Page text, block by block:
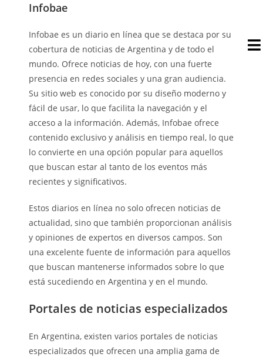
Infobae
Infobae es un diario en línea que se destaca por su
cobertura de noticias de Argentina y de todo el
mundo. Ofrece noticias de hoy, con una fuerte
presencia en redes sociales y una gran audiencia.
Su sitio web es conocido por su diseño moderno y
fácil de usar, lo que facilita la navegación y el
acceso a la información. Además, Infobae ofrece
contenido exclusivo y análisis en tiempo real, lo que
lo convierte en una opción popular para aquellos
que buscan estar al tanto de los eventos más
recientes y significativos.
Estos diarios en línea no solo ofrecen noticias de
actualidad, sino que también proporcionan análisis
y opiniones de expertos en diversos campos. Son
una excelente fuente de información para aquellos
que buscan mantenerse informados sobre lo que
está sucediendo en Argentina y en el mundo.
Portales de noticias especializados
En Argentina, existen varios portales de noticias
especializados que ofrecen una amplia gama de